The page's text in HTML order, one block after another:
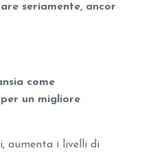
seriamente, ancor
come
un migliore
aumenta i livelli di